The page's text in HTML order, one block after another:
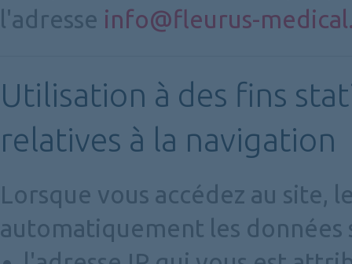
l'adresse info@fleurus-
Utilisation à des fins
relatives à la navigation
Lorsque vous accédez au site,
automatiquement les données